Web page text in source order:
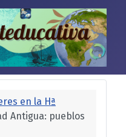
en la Hª
Antigua: pueblos